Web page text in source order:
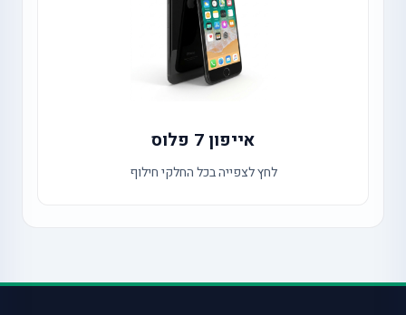
אייפון 7 פלוס
לחץ לצפייה בכל החלקי חילוף